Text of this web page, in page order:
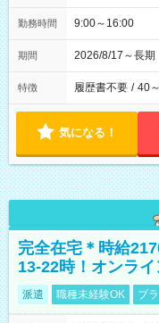
勤務時間 9:00～16:00
期間 2026/8/17～長
特徴 履歴書不要 / 40
気になる！
完全在宅＊時給
13-22時！オンラ
派遣 職種未経験OK ブ